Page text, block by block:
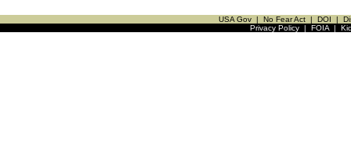
USA Gov | No Fear Act | DOI |
Privacy Policy| FOIA|